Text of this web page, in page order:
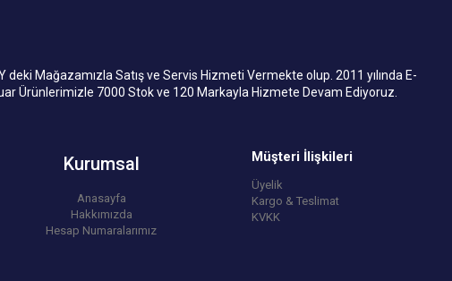
Mağazamızla Satış ve Servis Hizmeti Vermekte olup. 2011 yılında E-
Ürünlerimizle 7000 Stok ve 120 Markayla Hizmete Devam Ediyoruz.
Kurumsal
Anasayfa
Hakkımızda
Hesap Numaralarımız
Müşteri İlişkileri
Üyelik
Kargo & Teslimat
KVKK